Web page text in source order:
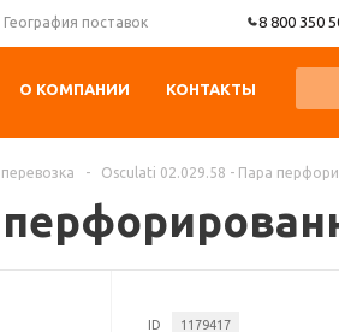
География поставок 8 800 350
О КОМПАНИИ КОНТАКТЫ
- Osculati 02.029.58 - Пара
ID 1179417